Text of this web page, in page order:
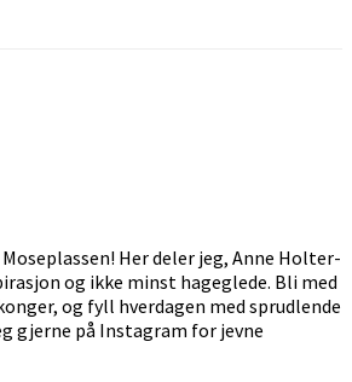
Her deler jeg, Anne Holter-
og ikke minst hageglede. Bli med
og fyll hverdagen med sprudlende
gjerne på Instagram for jevne